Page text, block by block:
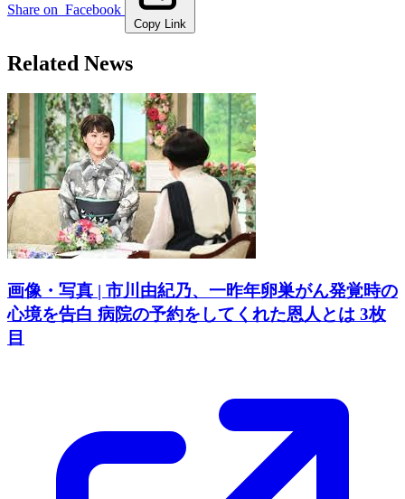
Share on Facebook
Copy Link
Related News
画像・写真 | 市川由紀乃、一昨年卵巣がん発覚時の
心境を告白 病院の予約をしてくれた恩人とは 3枚
目